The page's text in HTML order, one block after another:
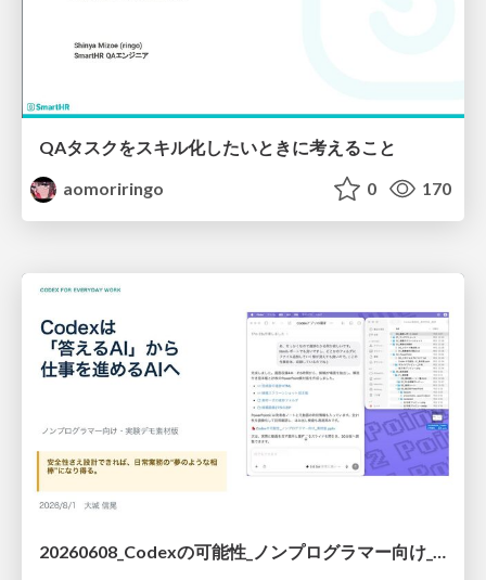
QAタスクをスキル化したいときに考えること
aomoriringo
0 170